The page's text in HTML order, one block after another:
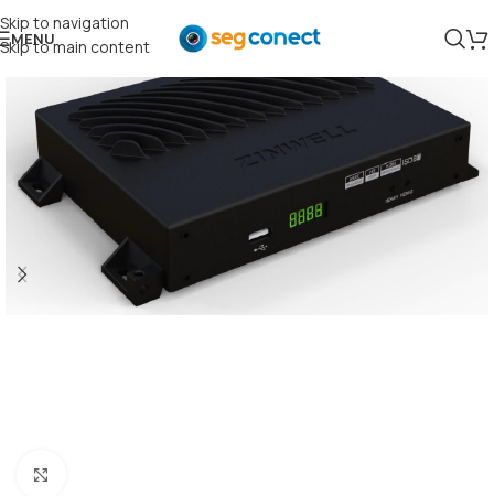
Skip to navigation
Skip to main content
MENU